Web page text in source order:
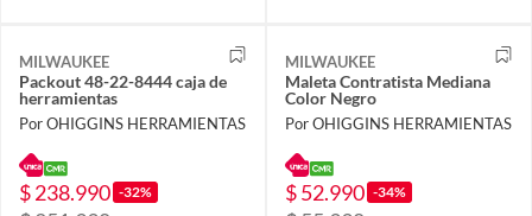
MILWAUKEE
Packout 48-22-8444 caja de
herramientas
Por OHIGGINS HERRAMIENTAS
$ 238.990 -32%
MILWAUKEE
Maleta Contratista Mediana
Color Negro
Por OHIGGINS HERRAMIENTAS
$ 52.990 -34%